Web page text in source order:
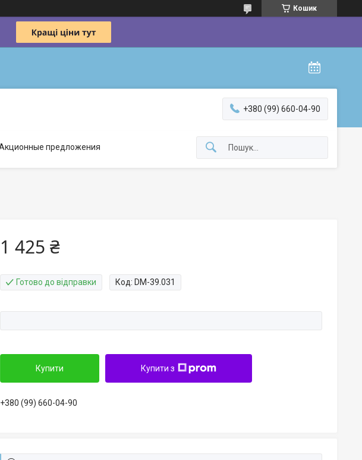
Кошик
+380 (99) 660-04-90
предложения
1 425 ₴
Готово до відправки Код: DM-39.031
Купити Купити з
+380 (99) 660-04-90